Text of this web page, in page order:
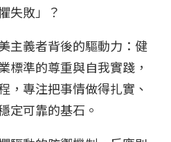
失敗」？
主義者背後的驅動力：健
標準的尊重與自我實踐，
，專注把事情做得扎實、
定可靠的基石。